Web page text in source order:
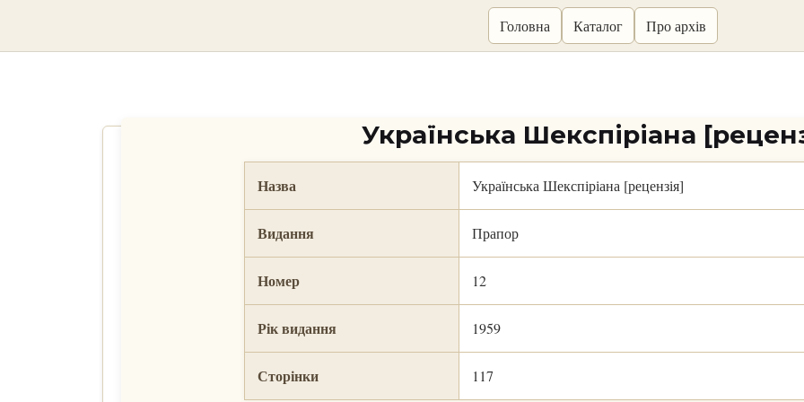
Головна Каталог Про архів
Українська Шекспіріана
Назва Українська Шекспіріана [рецензія]
Видання Прапор
Номер 12
Рік видання 1959
Сторінки 117